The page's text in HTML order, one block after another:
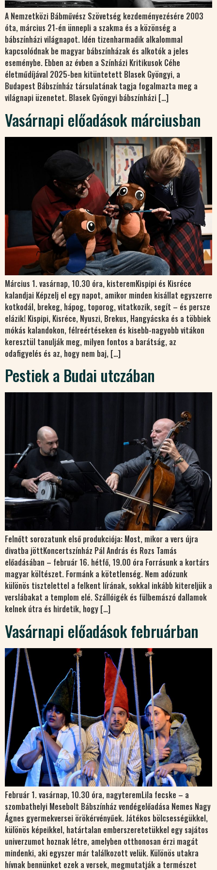
A Nemzetközi Bábművész Szövetség kezdeményezésére 2003
óta, március 21-én ünnepli a szakma és a közönség a
bábszínházi világnapot. Idén tizenharmadik alkalommal
kapcsolódnak be magyar bábszínházak és alkotók a jeles
eseménybe. Ebben az évben a Színházi Kritikusok Céhe
életműdíjával 2025-ben kitüntetett Blasek Gyöngyi, a
Budapest Bábszínház társulatának tagja fogalmazta meg a
világnapi üzenetet. Blasek Gyöngyi bábszínházi […]
Vasárnapi előadások márciusban
Március 1. vasárnap, 10.30 óra, kisteremKispipi és Kisréce
kalandjai Képzelj el egy napot, amikor minden kisállat egyszerre
kotkodál, brekeg, hápog, toporog, vitatkozik, segít – és persze
elázik! Kispipi, Kisréce, Nyuszi, Brekus, Hangyácska és a többiek
mókás kalandokon, félreértéseken és kisebb-nagyobb vitákon
keresztül tanulják meg, milyen fontos a barátság, az
odafigyelés és az, hogy nem baj, […]
Pestiek a Budai utczában
Felnőtt sorozatunk első produkciója: Most, mikor a vers újra
divatba jöttKoncertszínház Pál András és Rozs Tamás
előadásában – február 16. hétfő, 19.00 óra Forrásunk a kortárs
magyar költészet. Formánk a kötetlenség. Nem adózunk
különös tisztelettel a felkent lírának, sokkal inkább kitereljük a
verslábakat a templom elé. Szállóigék és fülbemászó dallamok
kelnek útra és hirdetik, hogy […]
Vasárnapi előadások februárban
Február 1. vasárnap, 10.30 óra, nagyteremLila fecske – a
szombathelyi Mesebolt Bábszínház vendégelőadása Nemes Nagy
Ágnes gyermekversei örökérvényűek. Játékos bölcsességükkel,
különös képeikkel, határtalan emberszeretetükkel egy sajátos
univerzumot hoznak létre, amelyben otthonosan érzi magát
mindenki, aki egyszer már találkozott velük. Különös utakra
hívnak bennünket ezek a versek, megmutatják a természet